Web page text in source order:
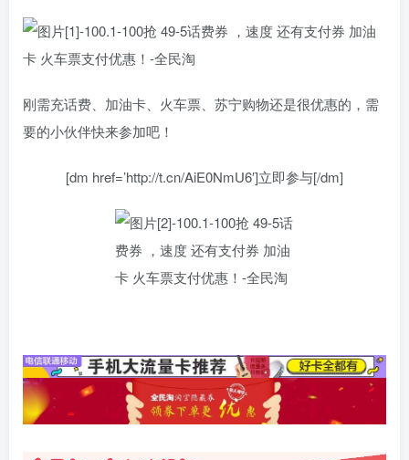
刚需充话费、加油卡、火车票、苏宁购物还是很优惠的，需
要的小伙伴快来参加吧！
[dm href=’http://t.cn/AiE0NmU6′]立即参与[/dm]